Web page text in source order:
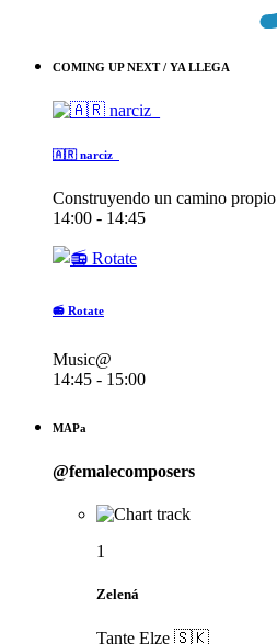
COMING UP NEXT / YA LLEGA
🇦🇷 narciz_
Construyendo un camino propio
14:00 - 14:45
📻 Rotate
Music@
14:45 - 15:00
MAPa
@femalecomposers
1
Zelená
Tante Elze 🇸🇰